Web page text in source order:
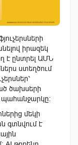
իրազեկ
է ընտրել ԱՄՆ
ստեղծում
ծախսերի
մեկի
գտնվում է